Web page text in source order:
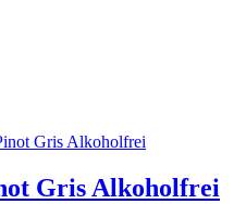
Gris Alkoholfrei